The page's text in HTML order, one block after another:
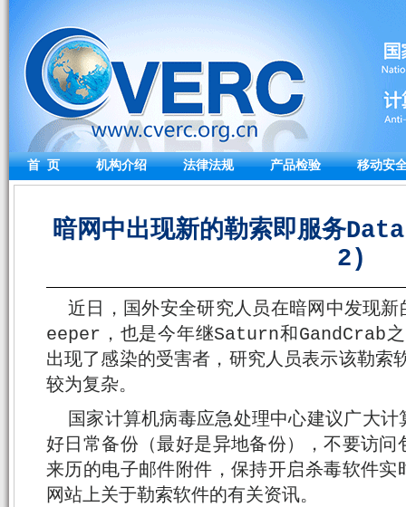
首 页 机构介绍 法律法规 产品检验 移动安
暗网中出现新的勒索即服务
2)
近日，国外安全研究人员在暗网中发现
eeper，也是今年继Saturn和GandCrab之
出现了感染的受害者，研究人员表示该勒索
较为复杂。
国家计算机病毒应急处理中心建议广大
好日常备份（最好是异地备份），不要访
来历的电子邮件附件，保持开启杀毒软件
网站上关于勒索软件的有关资讯。